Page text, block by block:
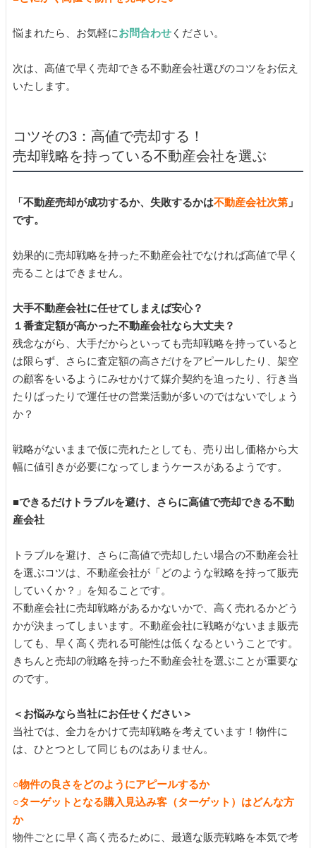
悩まれたら、お気軽にお問合わせください。
次は、高値で早く売却できる不動産会社選びのコツをお伝え
いたします。
コツその3：高値で売却する！
売却戦略を持っている不動産会社を選ぶ
「不動産売却が成功するか、失敗するかは不動産会社次第」
です。
効果的に売却戦略を持った不動産会社でなければ高値で早く
売ることはできません。
大手不動産会社に任せてしまえば安心？
１番査定額が高かった不動産会社なら大丈夫？
残念ながら、大手だからといっても売却戦略を持っていると
は限らず、さらに査定額の高さだけをアピールしたり、架空
の顧客をいるようにみせかけて媒介契約を迫ったり、行き当
たりばったりで運任せの営業活動が多いのではないでしょう
か？
戦略がないままで仮に売れたとしても、売り出し価格から大
幅に値引きが必要になってしまうケースがあるようです。
■できるだけトラブルを避け、さらに高値で売却できる不動
産会社
トラブルを避け、さらに高値で売却したい場合の不動産会社
を選ぶコツは、不動産会社が「どのような戦略を持って販売
していくか？」を知ることです。
不動産会社に売却戦略があるかないかで、高く売れるかどう
かが決まってしまいます。不動産会社に戦略がないまま販売
しても、早く高く売れる可能性は低くなるということです。
きちんと売却の戦略を持った不動産会社を選ぶことが重要な
のです。
＜お悩みなら当社にお任せください＞
当社では、全力をかけて売却戦略を考えています！物件に
は、ひとつとして同じものはありません。
○物件の良さをどのようにアピールするか
○ターゲットとなる購入見込み客（ターゲット）はどんな方
か
物件ごとに早く高く売るために、最適な販売戦略を本気で考